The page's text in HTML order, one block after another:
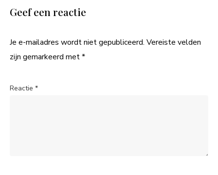
Geef een reactie
Je e-mailadres wordt niet gepubliceerd. Vereiste velden
zijn gemarkeerd met*
Reactie *